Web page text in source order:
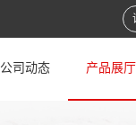
公司动态 产品展厅